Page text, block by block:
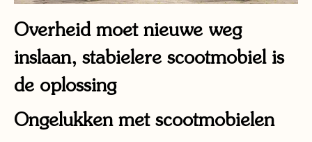
Overheid moet nieuwe weg
inslaan, stabielere scootmobiel is
de oplossing
Ongelukken met scootmobielen